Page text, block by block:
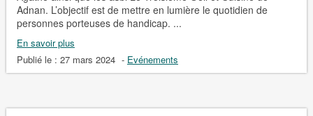
Adnan. L’objectif est de mettre en lumière le quotidien de
personnes porteuses de handicap. ...
En savoir plus
Publié le : 27 mars 2024 - Evénements